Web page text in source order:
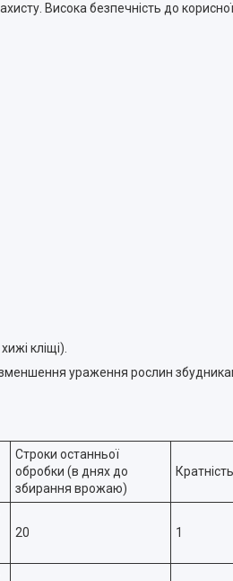
Висока безпечність до
кліщі).
ураження рослин
Строки останньої
обробки (в днях до
збирання врожаю)
20 1